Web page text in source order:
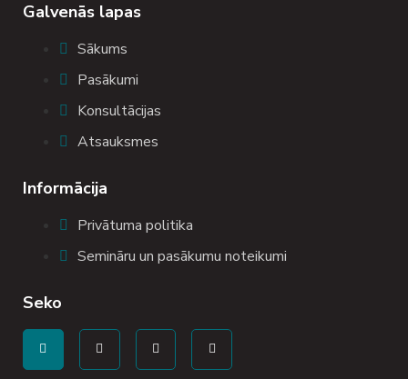
Galvenās lapas
Sākums
Pasākumi
Konsultācijas
Atsauksmes
Informācija
Privātuma politika
Semināru un pasākumu noteikumi
Seko